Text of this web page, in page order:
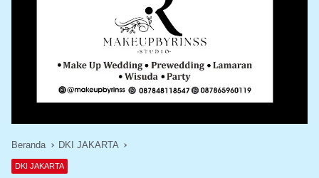
Beranda DKI JAKARTA
DKI JAKARTA